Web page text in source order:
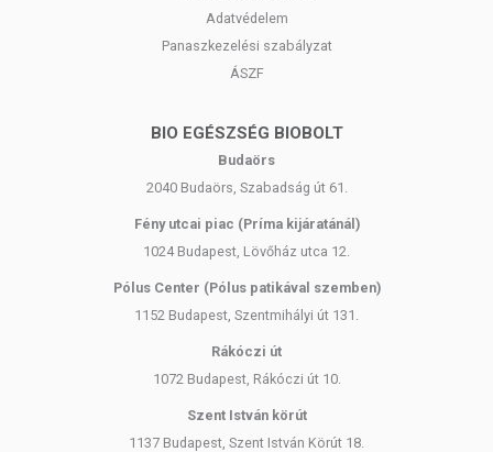
Adatvédelem
Panaszkezelési szabályzat
ÁSZF
BIO EGÉSZSÉG BIOBOLT
Budaörs
2040 Budaörs, Szabadság út 61.
Fény utcai piac (Príma kijáratánál)
1024 Budapest, Lövőház utca 12.
Pólus Center (Pólus patikával szemben)
1152 Budapest, Szentmihályi út 131.
Rákóczi út
1072 Budapest, Rákóczi út 10.
Szent István körút
1137 Budapest, Szent István Körút 18.